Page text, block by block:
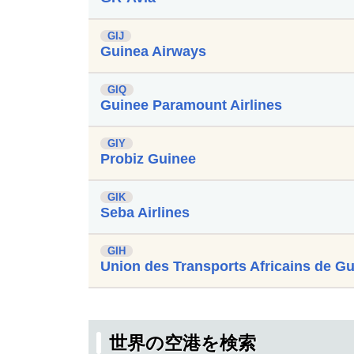
GIJ
Guinea Airways
GIQ
Guinee Paramount Airlines
GIY
Probiz Guinee
GIK
Seba Airlines
GIH
Union des Transports Africains de
世界の空港を検索